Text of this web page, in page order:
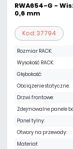
RWA654-G -
0,6 mm
Kod: 37794
Rozmiar RACK:
Wysokość RACK:
Głębokość:
Obciążenie statyczne:
Drzwi frontowe:
Zdejmowalne panele
Panel tylny:
Otwory na przewody:
Materiał: